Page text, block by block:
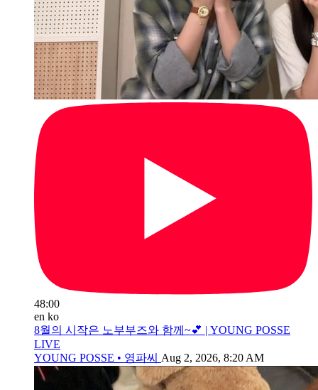
48:00
en ko
8월의 시작은 노부부즈와 함께~💕 | YOUNG POSSE
LIVE
YOUNG POSSE • 영파씨 Aug 2, 2026, 8:20 AM